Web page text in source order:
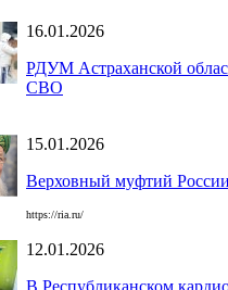
16.01.2026
РДУМ Астраханской
СВО
15.01.2026
Верховный муфтий
https://ria.ru/
12.01.2026
В Республиканском